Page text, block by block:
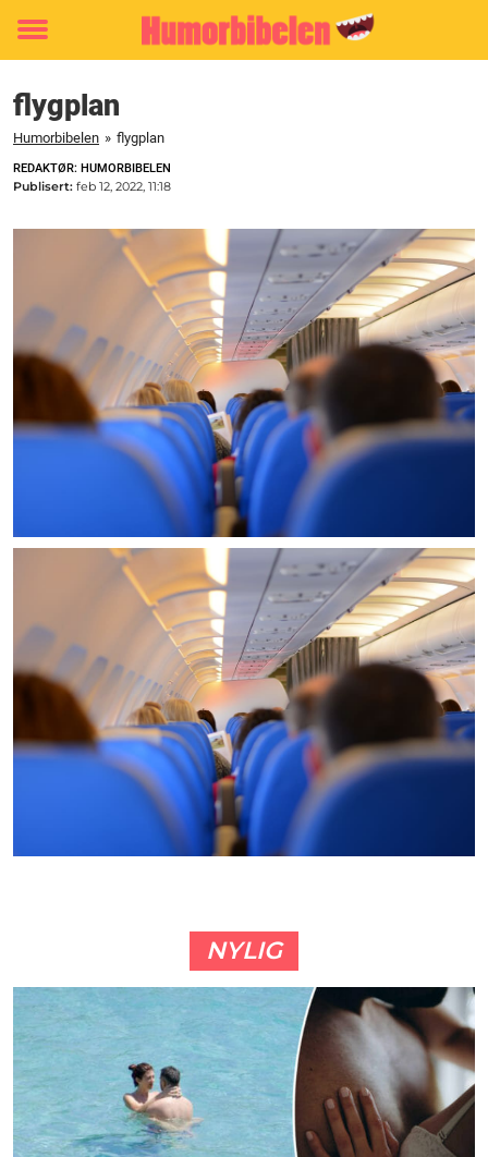
Toggle
flygplan
Humorbibelen » flygplan
REDAKTØR: HUMORBIBELEN
Publisert: feb 12, 2022, 11:18
NYLIG